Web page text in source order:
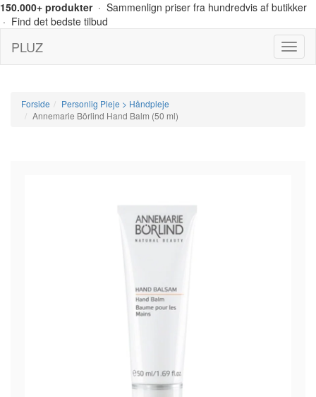
150.000+ produkter· Sammenlign priser fra hundredvis af butikker
· Find det bedste tilbud
Menu
PLUZ
Forside
Personlig Pleje > Håndpleje
Annemarie Börlind Hand Balm (50 ml)